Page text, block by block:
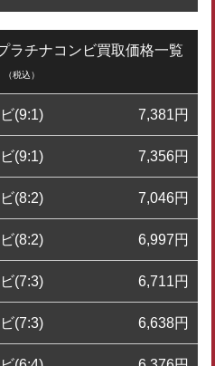
ラチナコンビ買取価格一覧
（税込）
(9:1) 7,381円
(9:1) 7,356円
(8:2) 7,046円
(8:2) 6,997円
(7:3) 6,711円
(7:3) 6,638円